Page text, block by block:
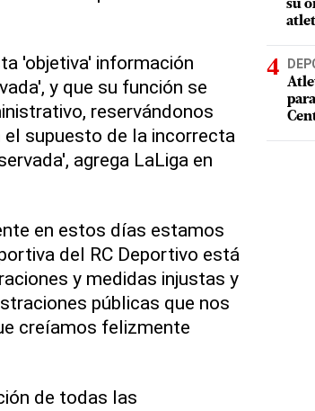
'objetiva' información
y que su función se
reservándonos
supuesto de la incorrecta
agrega LaLiga en
en estos días estamos
del RC Deportivo está
y medidas injustas y
públicas que nos
creíamos felizmente
de todas las
su